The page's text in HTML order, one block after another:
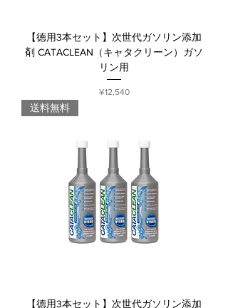
【徳用3本セット】次世代ガソリン添加
剤 CATACLEAN（キャタクリーン）ガソ
リン用
Price
¥12,540
送料無料
【徳用3本セット】次世代ガソリン添加